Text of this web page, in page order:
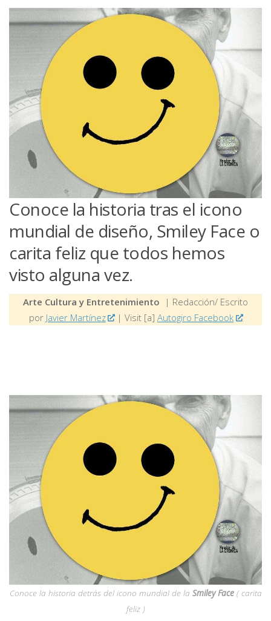
Conoce la historia tras el icono
mundial de diseño, Smiley Face o
carita feliz que todos hemos
visto alguna vez.
Arte Cultura y Entretenimiento | Redacción/ Escrito
por Javier Martínez | Visit [a] Autogiro Facebook
Conoce la historia detrás del icono mundial de la Smiley Face( carita
feliz )